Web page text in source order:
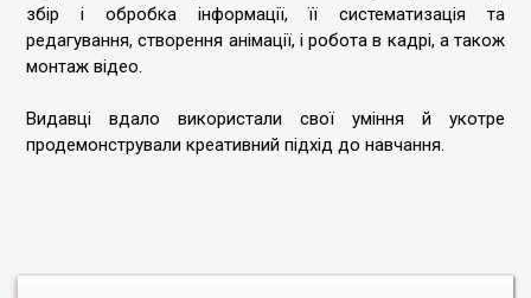
збір і обробка інформації, її систематизація та
редагування, створення анімації, і робота в кадрі, а також
монтаж відео.
Видавці вдало використали свої уміння й укотре
продемонстрували креативний підхід до навчання.